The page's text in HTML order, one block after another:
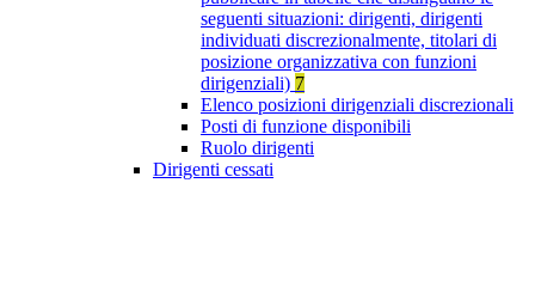
seguenti situazioni: dirigenti, dirigenti
individuati discrezionalmente, titolari di
posizione organizzativa con funzioni
dirigenziali) 7
Elenco posizioni dirigenziali discrezionali
Posti di funzione disponibili
Ruolo dirigenti
Dirigenti cessati